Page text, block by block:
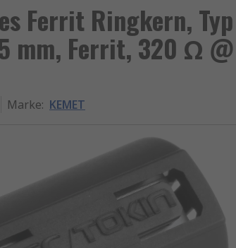
Ferrit Ringkern, Typ
mm, Ferrit, 320 Ω @
Marke: KEMET